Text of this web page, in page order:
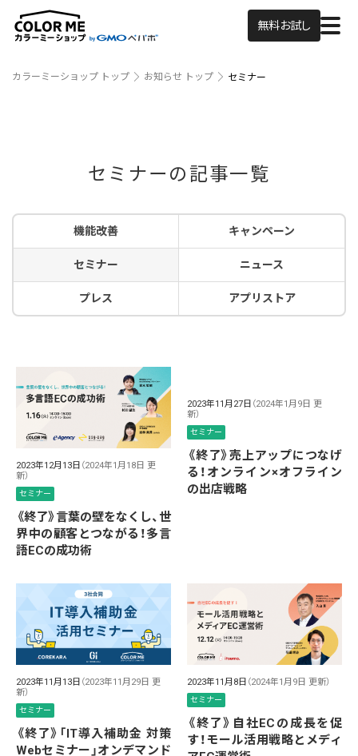
無料お試し
カラーミーショップ トップ お知らせ トップ セミナー
セミナーの記事一覧
機能改善 キャンペーン
セミナー ニュース
プレス アプリストア
2023年12月13日 （2024年1月18日 更
新）
セミナー
《終了》言葉の壁をなくし、世
界中の顧客とつながる！多言
語ECの成功術
2023年11月27日 （2024年1月9日 更
新）
セミナー
《終了》売上アップにつなげ
る！オンライン×オフライン
の出店戦略
2023年11月13日 （2023年11月29日 更
新）
セミナー
《終了》「IT導入補助金 対策
Webセミナー」オンデマンド
2023年11月8日 （2024年1月9日 更新）
セミナー
《終了》自社ECの成長を促
す！モール活用戦略とメディ